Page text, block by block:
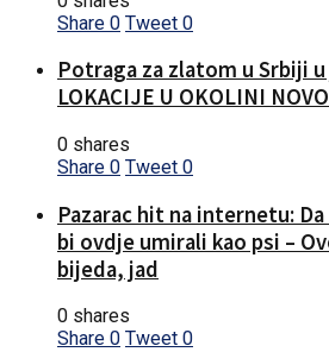
Share 0 Tweet 0
Potraga za zlatom u Srbiji u
LOKACIJE U OKOLINI
0 shares
Share 0 Tweet 0
Pazarac hit na internetu:
bi ovdje umirali kao psi –
bijeda, jad
0 shares
Share 0 Tweet 0